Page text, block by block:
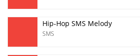
Hip-Hop SMS Melody
SMS